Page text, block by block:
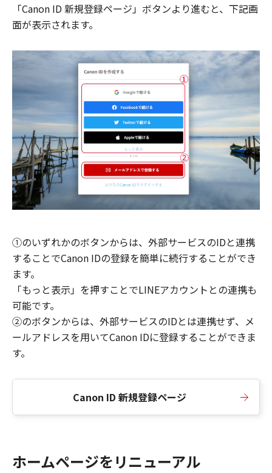
「Canon ID 新規登録ページ」ボタンより進むと、下記画
面が表示されます。
①のいずれかのボタンからは、外部サービスのIDと連携
することでCanon IDの登録を簡単に続行することができ
ます。
「もっと表示」を押すことでLINEアカウントとの連携も
可能です。
②のボタンからは、外部サービスのIDとは連携せず、メ
ールアドレスを用いてCanon IDに登録することができま
す。
Canon ID 新規登録ページ
ホームページをリニューアル